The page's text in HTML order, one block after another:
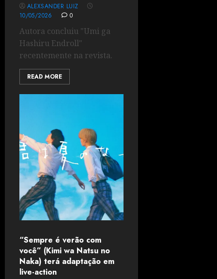
ALEXSANDER LUIZ
10/05/2026
0
Autora concluiu "Umi ga
Hashiru Endroll"
recentemente na revista.
READ MORE
“Sempre é verão com
você” (Kimi wa Natsu no
Naka) terá adaptação em
live-action